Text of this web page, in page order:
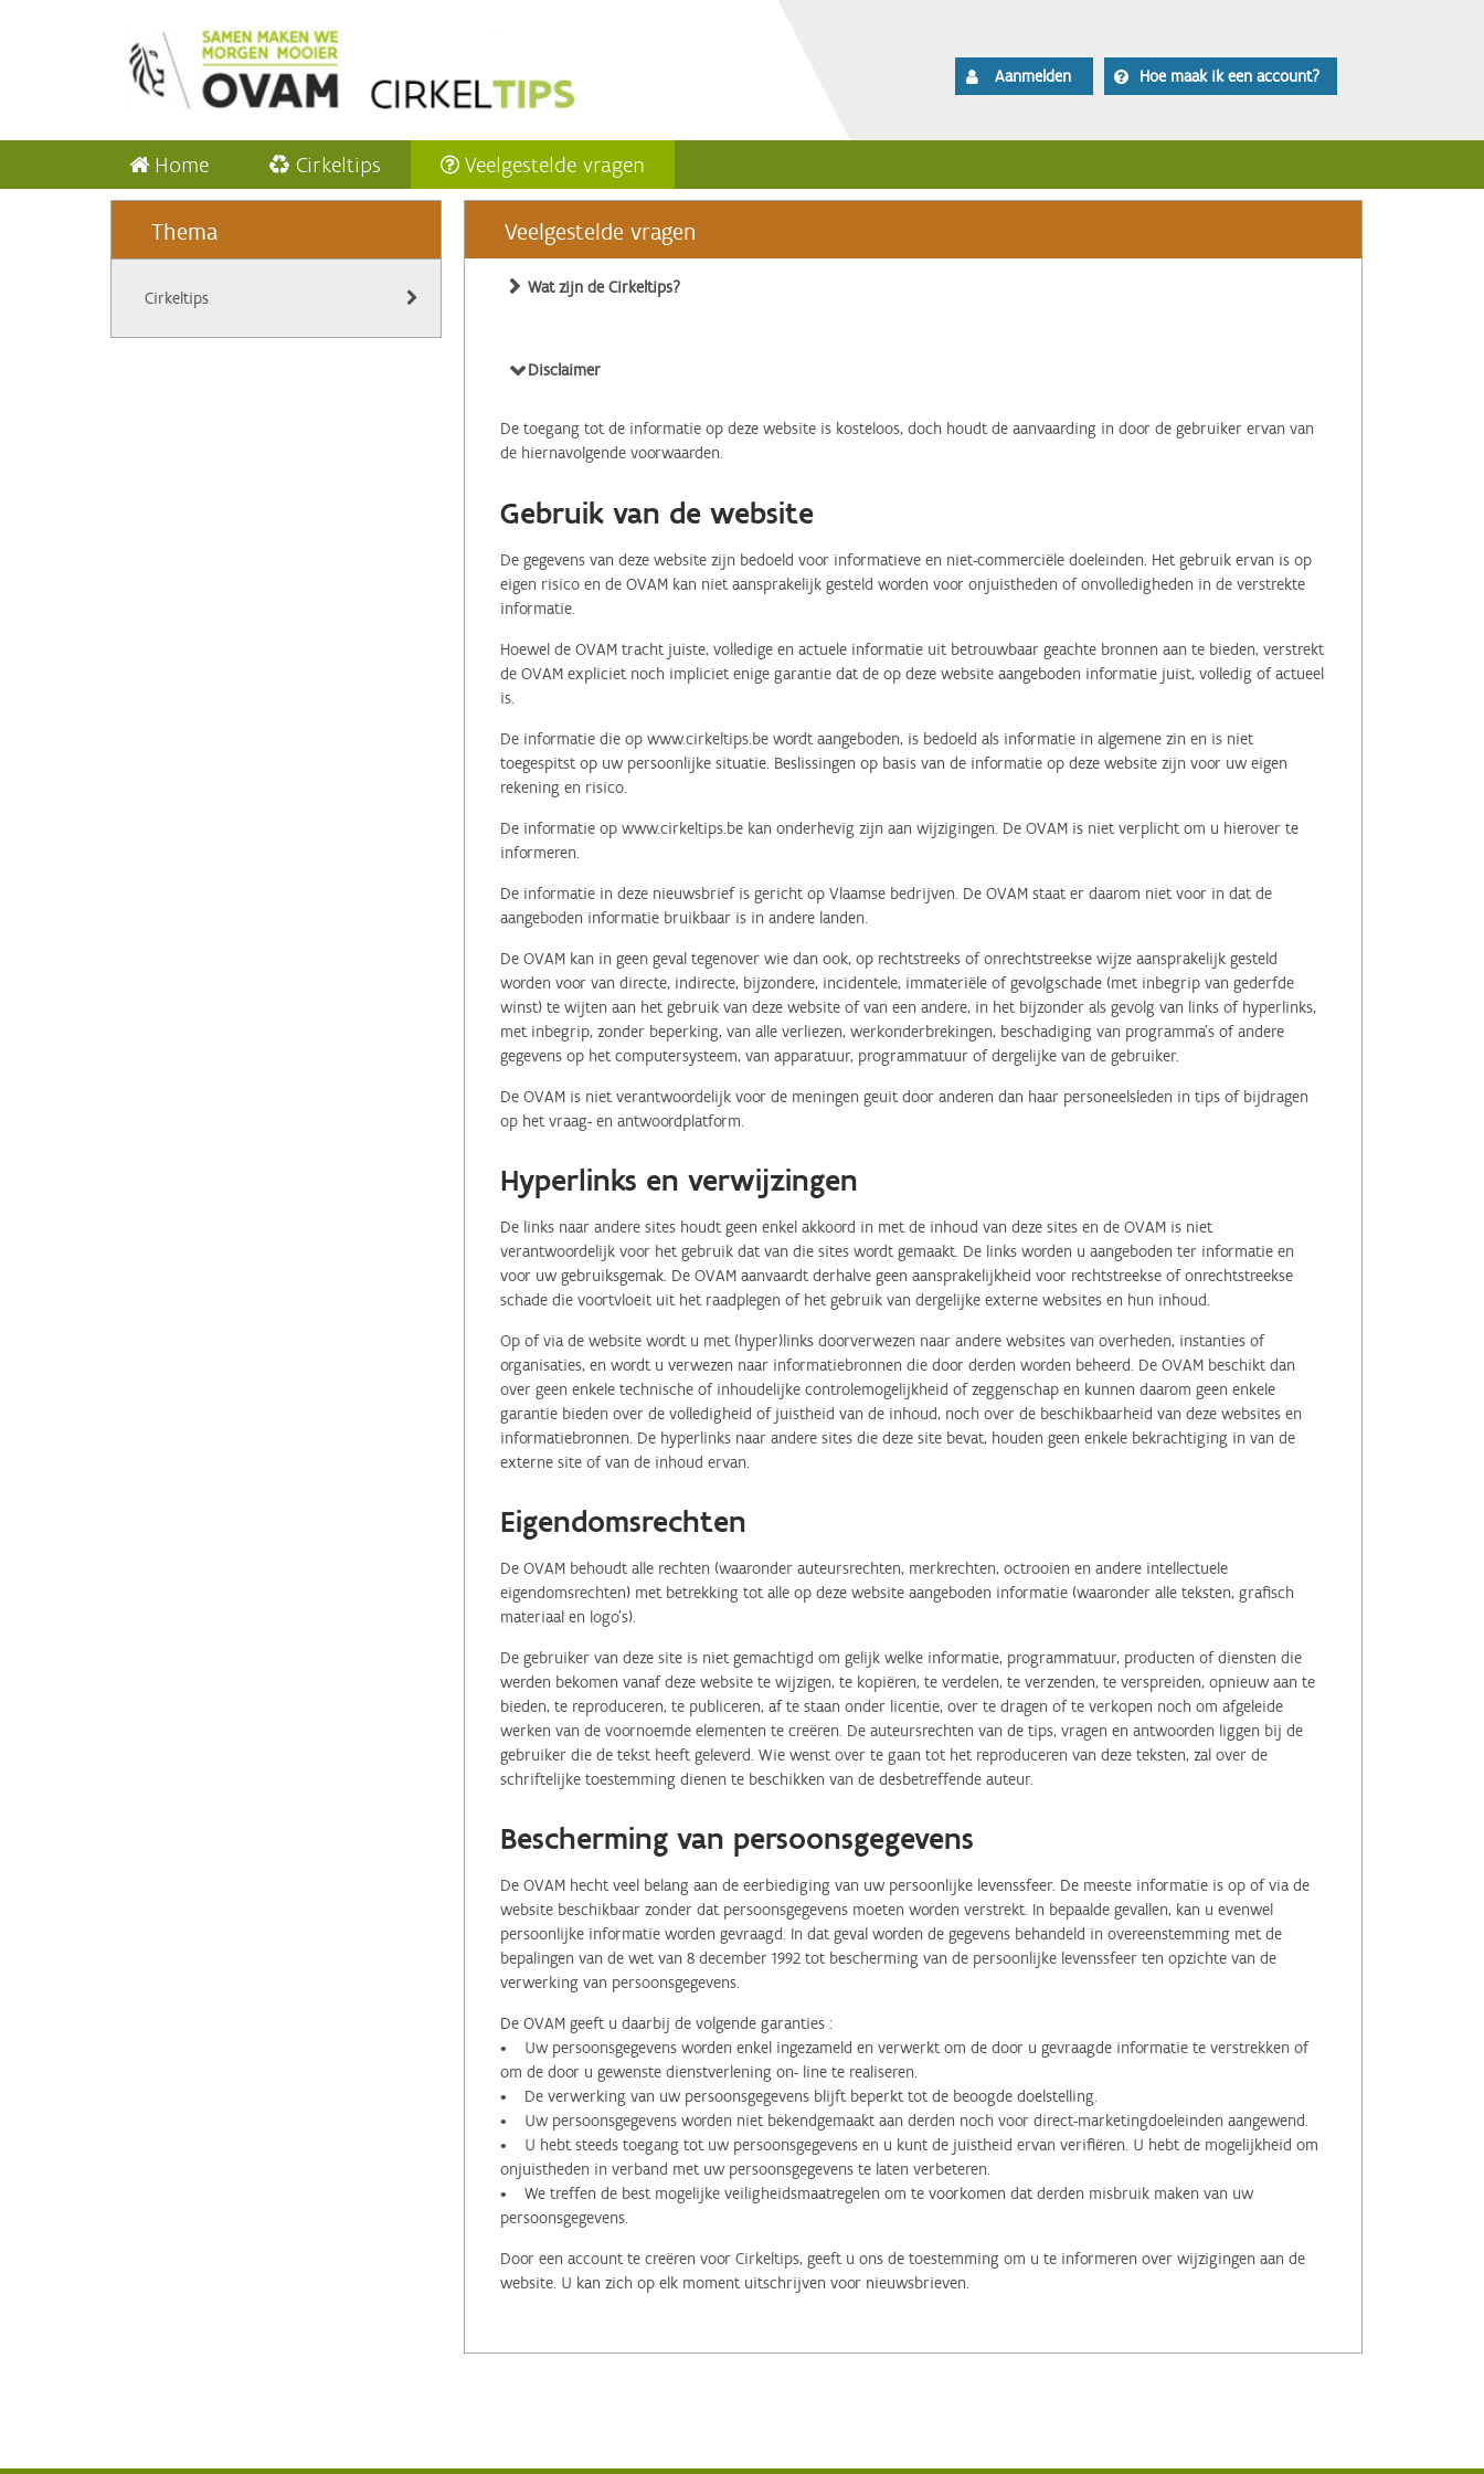
Aanmelden Hoe maak ik een account?
Home Cirkeltips Veelgestelde vragen
Thema
Cirkeltips
Veelgestelde vragen
Wat zijn de Cirkeltips?
Disclaimer
De toegang tot de informatie op deze website is kosteloos, doch houdt de aanvaarding in door de gebruiker ervan van
de hiernavolgende voorwaarden.
Gebruik van de website
De gegevens van deze website zijn bedoeld voor informatieve en niet-commerciële doeleinden. Het gebruik ervan is op
eigen risico en de OVAM kan niet aansprakelijk gesteld worden voor onjuistheden of onvolledigheden in de verstrekte
informatie.
Hoewel de OVAM tracht juiste, volledige en actuele informatie uit betrouwbaar geachte bronnen aan te bieden, verstrekt
de OVAM expliciet noch impliciet enige garantie dat de op deze website aangeboden informatie juist, volledig of actueel
is.
De informatie die op www.cirkeltips.be wordt aangeboden, is bedoeld als informatie in algemene zin en is niet
toegespitst op uw persoonlijke situatie. Beslissingen op basis van de informatie op deze website zijn voor uw eigen
rekening en risico.
De informatie op www.cirkeltips.be kan onderhevig zijn aan wijzigingen. De OVAM is niet verplicht om u hierover te
informeren.
De informatie in deze nieuwsbrief is gericht op Vlaamse bedrijven. De OVAM staat er daarom niet voor in dat de
aangeboden informatie bruikbaar is in andere landen.
De OVAM kan in geen geval tegenover wie dan ook, op rechtstreeks of onrechtstreekse wijze aansprakelijk gesteld
worden voor van directe, indirecte, bijzondere, incidentele, immateriële of gevolgschade (met inbegrip van gederfde
winst) te wijten aan het gebruik van deze website of van een andere, in het bijzonder als gevolg van links of hyperlinks,
met inbegrip, zonder beperking, van alle verliezen, werkonderbrekingen, beschadiging van programma's of andere
gegevens op het computersysteem, van apparatuur, programmatuur of dergelijke van de gebruiker.
De OVAM is niet verantwoordelijk voor de meningen geuit door anderen dan haar personeelsleden in tips of bijdragen
op het vraag- en antwoordplatform.
Hyperlinks en verwijzingen
De links naar andere sites houdt geen enkel akkoord in met de inhoud van deze sites en de OVAM is niet
verantwoordelijk voor het gebruik dat van die sites wordt gemaakt. De links worden u aangeboden ter informatie en
voor uw gebruiksgemak. De OVAM aanvaardt derhalve geen aansprakelijkheid voor rechtstreekse of onrechtstreekse
schade die voortvloeit uit het raadplegen of het gebruik van dergelijke externe websites en hun inhoud.
Op of via de website wordt u met (hyper)links doorverwezen naar andere websites van overheden, instanties of
organisaties, en wordt u verwezen naar informatiebronnen die door derden worden beheerd. De OVAM beschikt dan
over geen enkele technische of inhoudelijke controlemogelijkheid of zeggenschap en kunnen daarom geen enkele
garantie bieden over de volledigheid of juistheid van de inhoud, noch over de beschikbaarheid van deze websites en
informatiebronnen. De hyperlinks naar andere sites die deze site bevat, houden geen enkele bekrachtiging in van de
externe site of van de inhoud ervan.
Eigendomsrechten
De OVAM behoudt alle rechten (waaronder auteursrechten, merkrechten, octrooien en andere intellectuele
eigendomsrechten) met betrekking tot alle op deze website aangeboden informatie (waaronder alle teksten, grafisch
materiaal en logo's).
De gebruiker van deze site is niet gemachtigd om gelijk welke informatie, programmatuur, producten of diensten die
werden bekomen vanaf deze website te wijzigen, te kopiëren, te verdelen, te verzenden, te verspreiden, opnieuw aan te
bieden, te reproduceren, te publiceren, af te staan onder licentie, over te dragen of te verkopen noch om afgeleide
werken van de voornoemde elementen te creëren. De auteursrechten van de tips, vragen en antwoorden liggen bij de
gebruiker die de tekst heeft geleverd. Wie wenst over te gaan tot het reproduceren van deze teksten, zal over de
schriftelijke toestemming dienen te beschikken van de desbetreffende auteur.
Bescherming van persoonsgegevens
De OVAM hecht veel belang aan de eerbiediging van uw persoonlijke levenssfeer. De meeste informatie is op of via de
website beschikbaar zonder dat persoonsgegevens moeten worden verstrekt. In bepaalde gevallen, kan u evenwel
persoonlijke informatie worden gevraagd. In dat geval worden de gegevens behandeld in overeenstemming met de
bepalingen van de wet van 8 december 1992 tot bescherming van de persoonlijke levenssfeer ten opzichte van de
verwerking van persoonsgegevens.
De OVAM geeft u daarbij de volgende garanties :
• Uw persoonsgegevens worden enkel ingezameld en verwerkt om de door u gevraagde informatie te verstrekken of
om de door u gewenste dienstverlening on- line te realiseren.
• De verwerking van uw persoonsgegevens blijft beperkt tot de beoogde doelstelling.
• Uw persoonsgegevens worden niet bekendgemaakt aan derden noch voor direct-marketingdoeleinden aangewend.
• U hebt steeds toegang tot uw persoonsgegevens en u kunt de juistheid ervan verifiëren. U hebt de mogelijkheid om
onjuistheden in verband met uw persoonsgegevens te laten verbeteren.
• We treffen de best mogelijke veiligheidsmaatregelen om te voorkomen dat derden misbruik maken van uw
persoonsgegevens.
Door een account te creëren voor Cirkeltips, geeft u ons de toestemming om u te informeren over wijzigingen aan de
website. U kan zich op elk moment uitschrijven voor nieuwsbrieven.